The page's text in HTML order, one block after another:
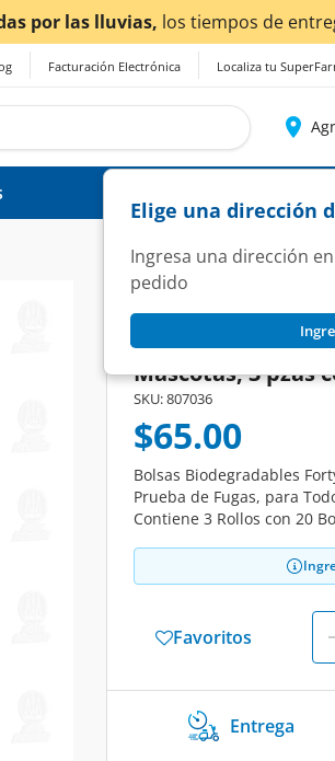
los tiempos de entregapodrían verse
Facturación Electrónica Localiza tu
Elige una dirección
Ingresa una dirección
pedido
FORTY DOG
Bolsas
Mascotas, 3 pzas
SKU:807036
$65.00
Bolsas Biodegradables
Prueba de Fugas, para
Contiene 3 Rollos con 20
Favoritos
Entrega